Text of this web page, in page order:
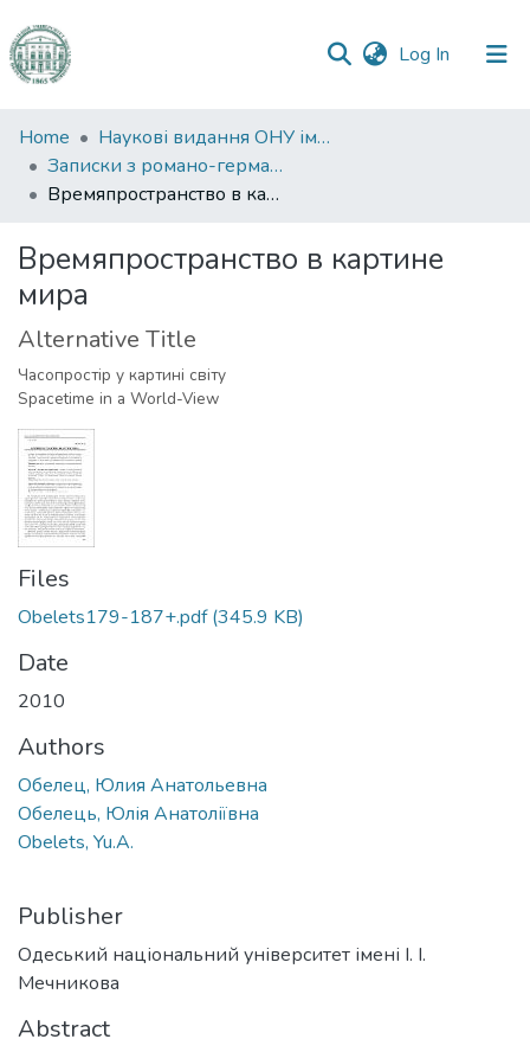
Log In (current)
Communities
&
Collections
Statistics
Home
Наукові видання ОНУ імені І. І. Мечникова
Записки з романо-германської філології
Времяпространство в картине мира
Времяпространство в картине
мира
Alternative Title
Часопростір у картині світу
Spacetime in a World-View
Files
Obelets179-187+.pdf(345.9 KB)
Date
2010
Authors
Обелец, Юлия Анатольевна
Обелець, Юлія Анатоліївна
Obelets, Yu.A.
Publisher
Одеський національний університет імені І. І.
Мечникова
Abstract